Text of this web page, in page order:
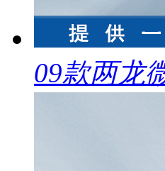
09款两龙